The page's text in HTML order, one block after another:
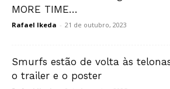
MORE TIME…
Rafael Ikeda - 21 de outubro, 2023
Smurfs estão de volta às
o trailer e o poster